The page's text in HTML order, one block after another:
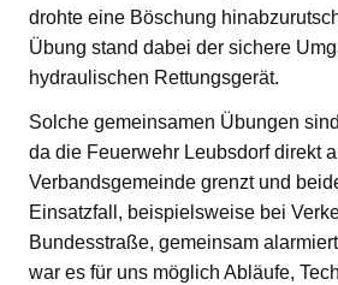
drohte eine Böschung
Übung stand dabei der sichere
hydraulischen Rettungsgerät.
Solche gemeinsamen Übungen
da die Feuerwehr Leubsdorf direkt
Verbandsgemeinde grenzt und
Einsatzfall, beispielsweise bei
Bundesstraße, gemeinsam
war es für uns möglich Abläufe,